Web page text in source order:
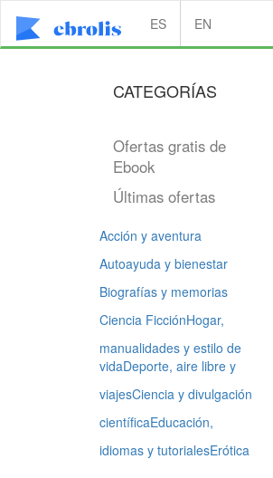
ES EN
CATEGORÍAS
Ofertas gratis de
Ebook
Últimas ofertas
Acción y aventura
Autoayuda y bienestar
Biografías y memorias
Ciencia FicciónHogar,
manualidades y estilo de
vidaDeporte, aire libre y
viajesCiencia y divulgación
científicaEducación,
idiomas y tutorialesErótica